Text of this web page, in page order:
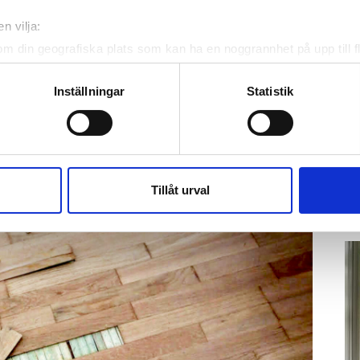
vilja:
din geografiska plats som kan ha en noggrannhet på upp till
att aktivt skanna den för specifika kännetecken
uppgifter behandlas och ställ in dina preferenser i
när som helst från cookie-förklaringen.
trafik. Vi vidarebefordrar även sådana identifierare och
och analysföretag som vi samarbetar med. Dessa kan i
Inställningar Statistik
Tillåt urval
börjar läcka vatten genom taket.
visar det sig att den är större än man först
så att det spridit sig in i både kök och